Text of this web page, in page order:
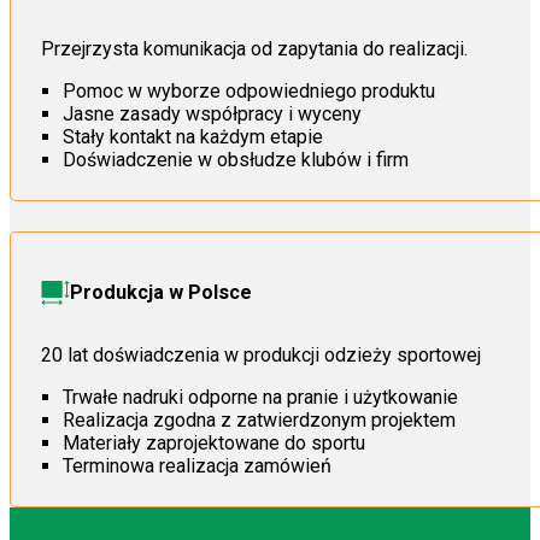
Przejrzysta komunikacja od zapytania do realizacji.
Pomoc w wyborze odpowiedniego produktu
Jasne zasady współpracy i wyceny
Stały kontakt na każdym etapie
Doświadczenie w obsłudze klubów i firm
Produkcja w Polsce
20 lat doświadczenia w produkcji odzieży sportowej
Trwałe nadruki odporne na pranie i użytkowanie
Realizacja zgodna z zatwierdzonym projektem
Materiały zaprojektowane do sportu
Terminowa realizacja zamówień